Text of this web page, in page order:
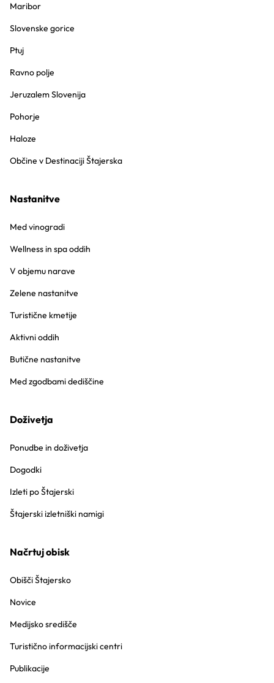
Maribor
Slovenske gorice
Ptuj
Ravno polje
Jeruzalem Slovenija
Pohorje
Haloze
Občine v Destinaciji Štajerska
Nastanitve
Med vinogradi
Wellness in spa oddih
V objemu narave
Zelene nastanitve
Turistične kmetije
Aktivni oddih
Butične nastanitve
Med zgodbami dediščine
Doživetja
Ponudbe in doživetja
Dogodki
Izleti po Štajerski
Štajerski izletniški namigi
Načrtuj obisk
Obišči Štajersko
Novice
Medijsko središče
Turistično informacijski centri
Publikacije